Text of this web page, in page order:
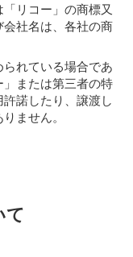
リコー」の商標又
社名は、各社の商
れている場合であ
または第三者の特
諾したり、譲渡し
ません。
て